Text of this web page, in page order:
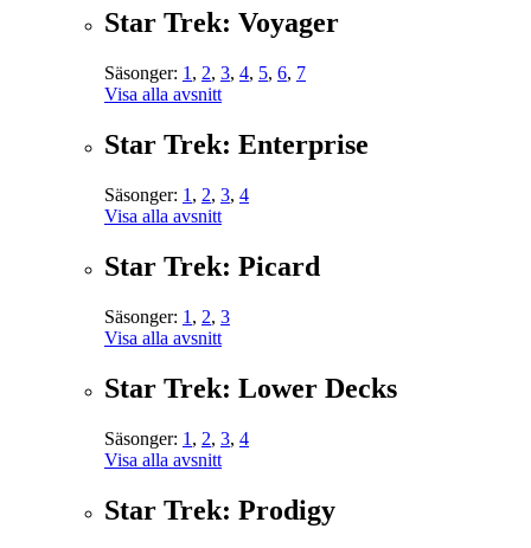
Star Trek: Voyager
Säsonger: 1 , 2, 3, 4, 5, 6, 7
Visa alla avsnitt
Star Trek: Enterprise
Säsonger: 1 , 2, 3, 4
Visa alla avsnitt
Star Trek: Picard
Säsonger: 1 , 2, 3
Visa alla avsnitt
Star Trek: Lower Decks
Säsonger: 1 , 2, 3, 4
Visa alla avsnitt
Star Trek: Prodigy